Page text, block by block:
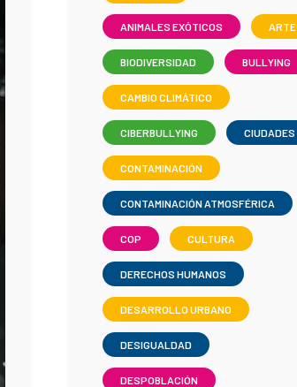
ANIMALES EXÓTICOS ARTE
BIODIVERSIDAD BULLYING
CAMBIO CLIMÁTICO
CIBERBULLYING CIUDADES
CONTAMINACIÓN
CONTAMINACIÓN ATMOSFÉRICA
COP CULTURA
DERECHOS HUMANOS
DESARROLLO URBANO
DESIGUALDAD
DESPOBLACIÓN